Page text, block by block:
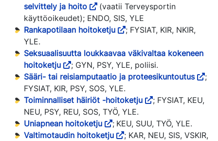
selvittely ja hoito
(vaatii Terveysportin
käyttöoikeudet); ENDO, SIS, YLE
Rankapotilaan hoitoketju
; FYSIAT, KIR, NKIR,
YLE.
Seksuaalisuutta loukkaavaa väkivaltaa kokeneen
hoitoketju
; GYN, PSY, YLE, poliisi.
Sääri- tai reisiamputaatio ja proteesikuntoutus
;
FYSIAT, KIR, PSY, SOS, YLE.
Toiminnalliset häiriöt -hoitoketju
; FYSIAT, KEU,
NEU, PSY, REU, SOS, TYÖ, YLE.
Uniapnean hoitoketju
; KEU, SUU, TYÖ, YLE.
Valtimotaudin hoitoketju
; KAR, NEU, SIS, VSKIR,